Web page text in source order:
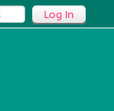
Log In